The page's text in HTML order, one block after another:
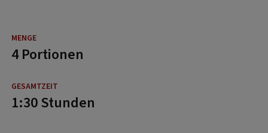
4 Portionen
1:30 Stunden